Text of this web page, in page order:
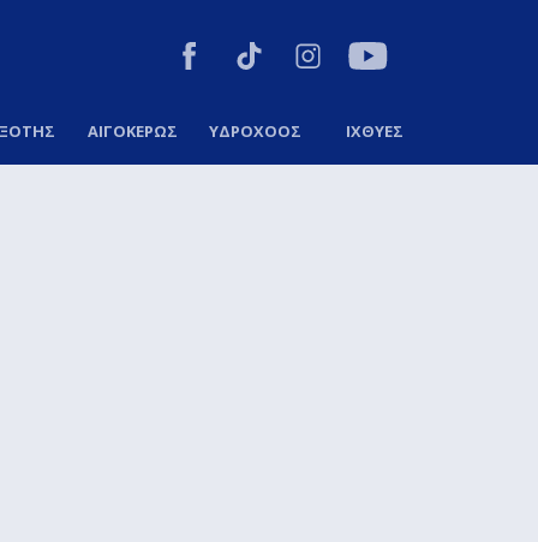
ΑΙΓΟΚΕΡΩΣ ΥΔΡΟΧΟΟΣ ΙΧΘΥΕΣ